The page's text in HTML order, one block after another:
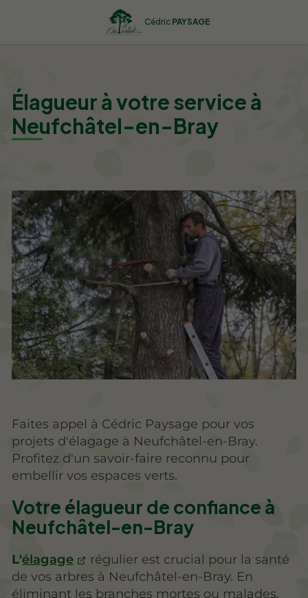
Cédric PAYSAGE
Élagueur à votre service à
Neufchâtel-en-Bray
Faites appel à Cédric Paysage pour vos
projets d'élagage à Neufchâtel-en-Bray.
Profitez d'un savoir-faire reconnu pour
embellir vos espaces verts.
Votre élagueur de confiance à
Neufchâtel-en-Bray
L'élagage
régulier est crucial pour la santé
de vos arbres à Neufchâtel-en-Bray. En
éliminant les branches mortes ou malades,